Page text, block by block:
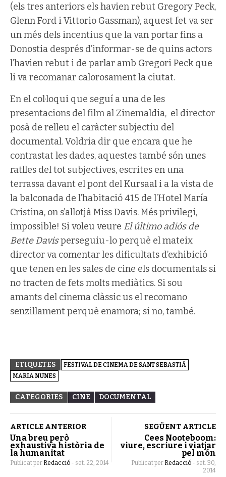
(els tres anteriors els havien rebut Gregory Peck,
Glenn Ford i Vittorio Gassman), aquest fet va ser
un més dels incentius que la van portar fins a
Donostia després d’informar-se de quins actors
l’havien rebut i de parlar amb Gregori Peck que
li va recomanar calorosament la ciutat.
En el col·loqui que seguí a una de les
presentacions del film al Zinemaldia, el director
posà de relleu el caràcter subjectiu del
documental. Voldria dir que encara que he
contrastat les dades, aquestes també són unes
ratlles del tot subjectives, escrites en una
terrassa davant el pont del Kursaal i a la vista de
la balconada de l’habitació 415 de l’Hotel María
Cristina, on s’allotjà Miss Davis. Més privilegi,
impossible! Si voleu veure El último adiós de
Bette Davisperseguiu-lo perquè el mateix
director va comentar les dificultats d’exhibició
que tenen en les sales de cine els documentals si
no tracten de fets molts mediàtics. Si sou
amants del cinema clàssic us el recomano
senzillament perquè enamora; si no, també.
ETIQUETES
FESTIVAL DE CINEMA DE SANT SEBASTIÀ
MARIA NUNES
CATEGORIES CINE DOCUMENTAL
ARTICLE ANTERIOR
Una breu però
exhaustiva història de
la humanitat
Publicat per Redacció - set. 22, 2014
SEGÜENT ARTICLE
Cees Nooteboom:
viure, escriure i viatjar
pel món
Publicat per Redacció - set. 30,
2014